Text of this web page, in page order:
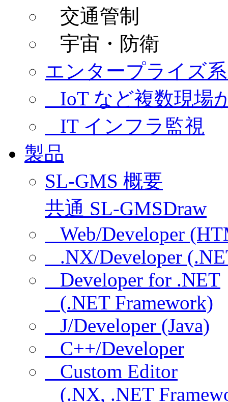
交通管制
宇宙・防衛
エンタープライズ
IoT など複数現場
IT インフラ監視
製品
SL-GMS 概要
共通 SL-GMSDraw
Web/Developer
.NX/Developer
Developer for .NET
(.NET Framework)
J/Developer (Java)
C++/Developer
Custom Editor
(.NX, .NET